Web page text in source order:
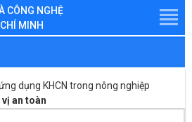
CÔNG NGHỆ
MINH
dụng KHCN trong nông nghiệp
an toàn